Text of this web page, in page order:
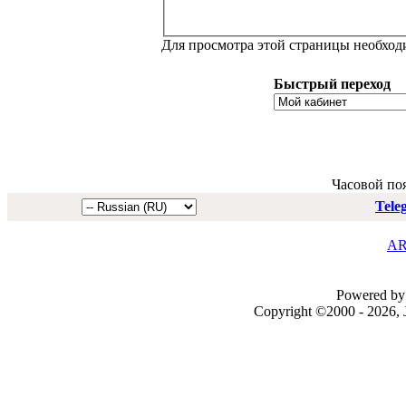
Для просмотра этой страницы
Быстрый переход
Часовой
Powered
Copyright ©2000 - 2026,